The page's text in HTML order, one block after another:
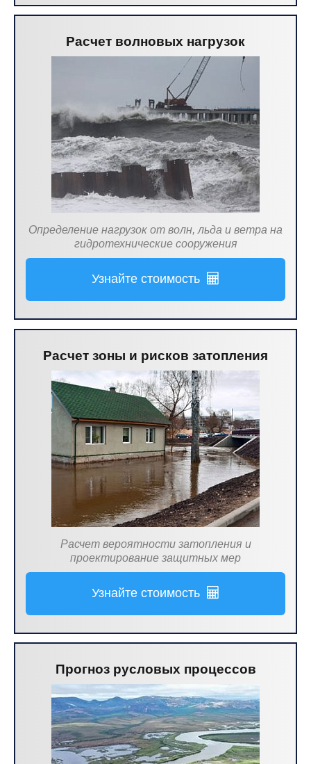
Расчет волновых нагрузок
Определение нагрузок от волн, льда и ветра на
гидротехнические сооружения
Узнайте стоимость
Расчет зоны и рисков затопления
Расчет вероятности затопления и
проектирование защитных мер
Узнайте стоимость
Прогноз русловых процессов